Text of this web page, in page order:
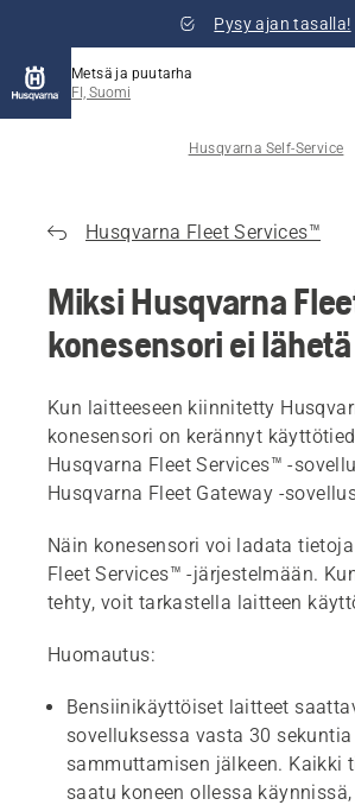
Pysy ajan tasalla!
Metsä ja puutarha
FI, Suomi
Husqvarna Self-Service
Husqvarna Fleet Services™
Miksi Husqvarna
konesensori ei
Kun laitteeseen kiinnitetty
konesensori on kerännyt
Husqvarna Fleet Services™ -
Husqvarna Fleet Gateway -
Näin konesensori voi ladata
Fleet Services™ -järjestelmään.
tehty, voit tarkastella laitteen
Huomautus:
Bensiinikäyttöiset laitteet
sovelluksessa vasta 30
sammuttamisen jälkeen. Kaikki
saatu koneen ollessa